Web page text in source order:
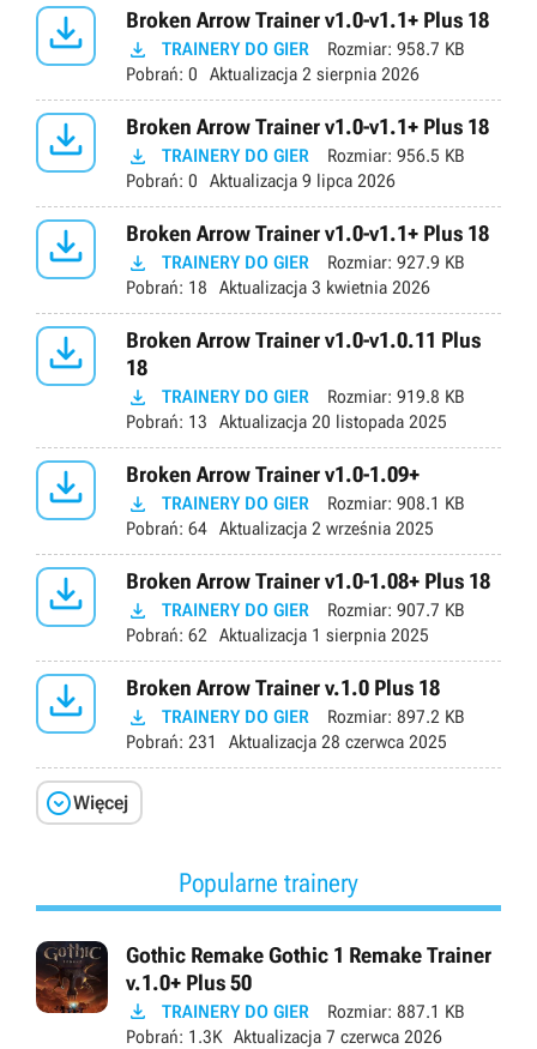
 Broken Arrow Trainer v1.0-v1.1+ Plus 18
 TRAINERY DO GIER Rozmiar: 958.7 KB
Pobrań: 0 Aktualizacja 2 sierpnia 2026
 Broken Arrow Trainer v1.0-v1.1+ Plus 18
 TRAINERY DO GIER Rozmiar: 956.5 KB
Pobrań: 0 Aktualizacja 9 lipca 2026
 Broken Arrow Trainer v1.0-v1.1+ Plus 18
 TRAINERY DO GIER Rozmiar: 927.9 KB
Pobrań: 18 Aktualizacja 3 kwietnia 2026

Broken Arrow Trainer v1.0-v1.0.11 Plus
18
 TRAINERY DO GIER Rozmiar: 919.8 KB
Pobrań: 13 Aktualizacja 20 listopada 2025
 Broken Arrow Trainer v1.0-1.09+
 TRAINERY DO GIER Rozmiar: 908.1 KB
Pobrań: 64 Aktualizacja 2 września 2025
 Broken Arrow Trainer v1.0-1.08+ Plus 18
 TRAINERY DO GIER Rozmiar: 907.7 KB
Pobrań: 62 Aktualizacja 1 sierpnia 2025
 Broken Arrow Trainer v.1.0 Plus 18
 TRAINERY DO GIER Rozmiar: 897.2 KB
Pobrań: 231 Aktualizacja 28 czerwca 2025
Więcej
Popularne trainery
Gothic Remake Gothic 1 Remake Trainer
v.1.0+ Plus 50
 TRAINERY DO GIER Rozmiar: 887.1 KB
Pobrań: 1.3K Aktualizacja 7 czerwca 2026